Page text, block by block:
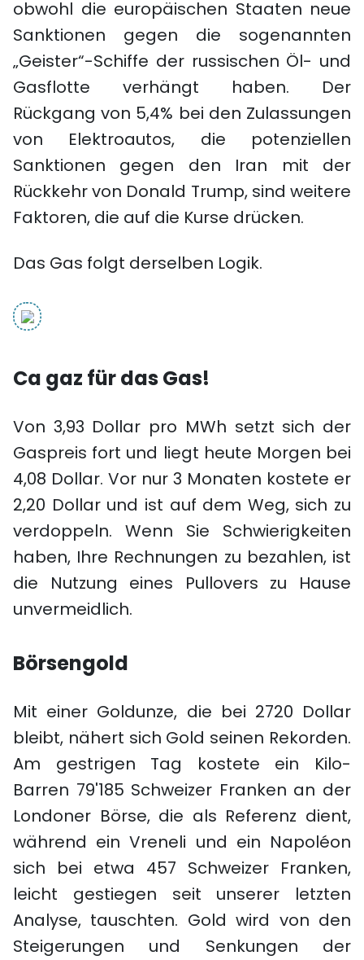
obwohl die europäischen Staaten neue
Sanktionen gegen die sogenannten
„Geister“-Schiffe der russischen Öl- und
Gasflotte verhängt haben. Der
Rückgang von 5,4% bei den Zulassungen
von Elektroautos, die potenziellen
Sanktionen gegen den Iran mit der
Rückkehr von Donald Trump, sind weitere
Faktoren, die auf die Kurse drücken.
Das Gas folgt derselben Logik.
Ca gaz für das Gas!
Von 3,93 Dollar pro MWh setzt sich der
Gaspreis fort und liegt heute Morgen bei
4,08 Dollar. Vor nur 3 Monaten kostete er
2,20 Dollar und ist auf dem Weg, sich zu
verdoppeln. Wenn Sie Schwierigkeiten
haben, Ihre Rechnungen zu bezahlen, ist
die Nutzung eines Pullovers zu Hause
unvermeidlich.
Börsengold
Mit einer Goldunze, die bei 2720 Dollar
bleibt, nähert sich Gold seinen Rekorden.
Am gestrigen Tag kostete ein Kilo-
Barren 79'185 Schweizer Franken an der
Londoner Börse, die als Referenz dient,
während ein Vreneli und ein Napoléon
sich bei etwa 457 Schweizer Franken,
leicht gestiegen seit unserer letzten
Analyse, tauschten. Gold wird von den
Steigerungen und Senkungen der